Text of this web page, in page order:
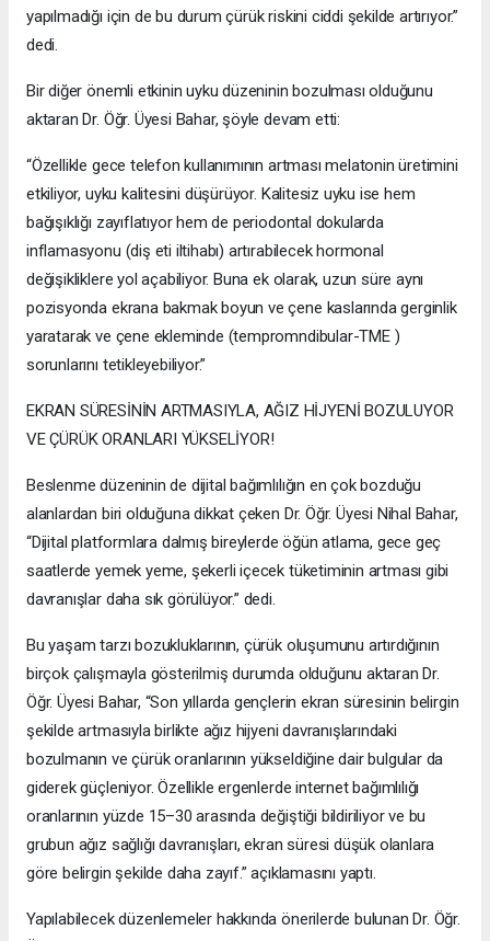
yapılmadığı için de bu durum çürük riskini ciddi şekilde artırıyor.”
dedi.
Bir diğer önemli etkinin uyku düzeninin bozulması olduğunu
aktaran Dr. Öğr. Üyesi Bahar, şöyle devam etti:
“Özellikle gece telefon kullanımının artması melatonin üretimini
etkiliyor, uyku kalitesini düşürüyor. Kalitesiz uyku ise hem
bağışıklığı zayıflatıyor hem de periodontal dokularda
inflamasyonu (diş eti iltihabı) artırabilecek hormonal
değişikliklere yol açabiliyor. Buna ek olarak, uzun süre aynı
pozisyonda ekrana bakmak boyun ve çene kaslarında gerginlik
yaratarak ve çene ekleminde (tempromndibular-TME )
sorunlarını tetikleyebiliyor.”
EKRAN SÜRESİNİN ARTMASIYLA, AĞIZ HİJYENİ BOZULUYOR
VE ÇÜRÜK ORANLARI YÜKSELİYOR!
Beslenme düzeninin de dijital bağımlılığın en çok bozduğu
alanlardan biri olduğuna dikkat çeken Dr. Öğr. Üyesi Nihal Bahar,
“Dijital platformlara dalmış bireylerde öğün atlama, gece geç
saatlerde yemek yeme, şekerli içecek tüketiminin artması gibi
davranışlar daha sık görülüyor.” dedi.
Bu yaşam tarzı bozukluklarının, çürük oluşumunu artırdığının
birçok çalışmayla gösterilmiş durumda olduğunu aktaran Dr.
Öğr. Üyesi Bahar, “Son yıllarda gençlerin ekran süresinin belirgin
şekilde artmasıyla birlikte ağız hijyeni davranışlarındaki
bozulmanın ve çürük oranlarının yükseldiğine dair bulgular da
giderek güçleniyor. Özellikle ergenlerde internet bağımlılığı
oranlarının yüzde 15–30 arasında değiştiği bildiriliyor ve bu
grubun ağız sağlığı davranışları, ekran süresi düşük olanlara
göre belirgin şekilde daha zayıf.” açıklamasını yaptı.
Yapılabilecek düzenlemeler hakkında önerilerde bulunan Dr. Öğr.